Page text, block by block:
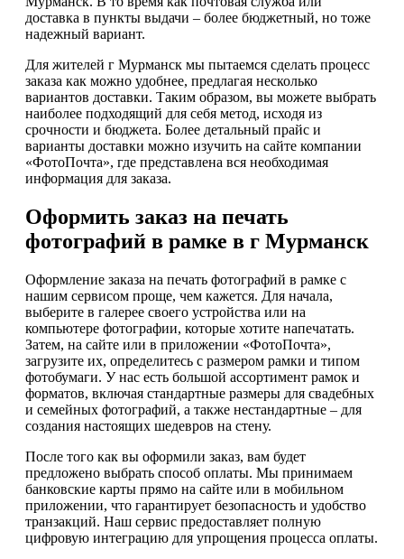
доставка в пункты выдачи – более бюджетный, но тоже
надежный вариант.
Для жителей г Мурманск мы пытаемся сделать процесс
заказа как можно удобнее, предлагая несколько
вариантов доставки. Таким образом, вы можете выбрать
наиболее подходящий для себя метод, исходя из
срочности и бюджета. Более детальный прайс и
варианты доставки можно изучить на сайте компании
«ФотоПочта», где представлена вся необходимая
информация для заказа.
Оформить заказ на печать
фотографий в рамке в г Мурманск
Оформление заказа на печать фотографий в рамке с
нашим сервисом проще, чем кажется. Для начала,
выберите в галерее своего устройства или на
компьютере фотографии, которые хотите напечатать.
Затем, на сайте или в приложении «ФотоПочта»,
загрузите их, определитесь с размером рамки и типом
фотобумаги. У нас есть большой ассортимент рамок и
форматов, включая стандартные размеры для свадебных
и семейных фотографий, а также нестандартные – для
создания настоящих шедевров на стену.
После того как вы оформили заказ, вам будет
предложено выбрать способ оплаты. Мы принимаем
банковские карты прямо на сайте или в мобильном
приложении, что гарантирует безопасность и удобство
транзакций. Наш сервис предоставляет полную
цифровую интеграцию для упрощения процесса оплаты.